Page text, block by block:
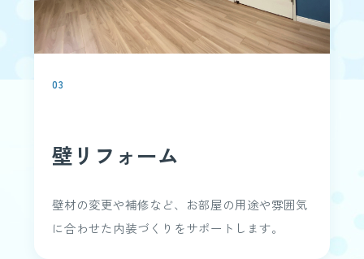
03
壁リフォーム
壁材の変更や補修など、お部屋の用途や雰囲気
に合わせた内装づくりをサポートします。